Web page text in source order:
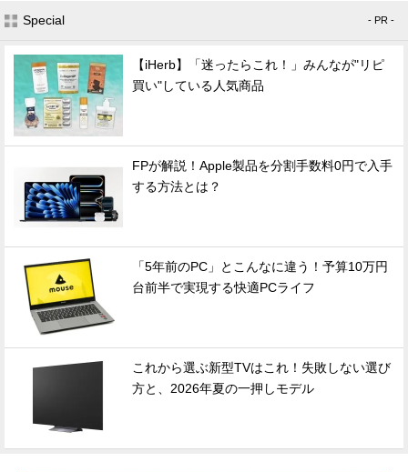
Special - PR -
【iHerb】「迷ったらこれ！」みんなが"リピ
買い"している人気商品
FPが解説！Apple製品を分割手数料0円で入手
する方法とは？
「5年前のPC」とこんなに違う！予算10万円
台前半で実現する快適PCライフ
これから選ぶ新型TVはこれ！失敗しない選び
方と、2026年夏の一押しモデル